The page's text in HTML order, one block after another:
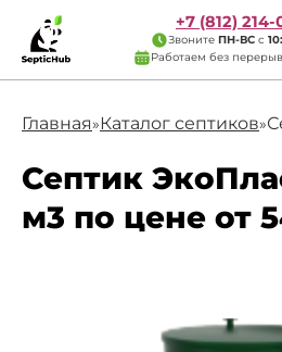
+7 (812)
Звоните ПН-ВС с
Работаем без
Главная»Каталог септиков»
Септик
м3 по цене от